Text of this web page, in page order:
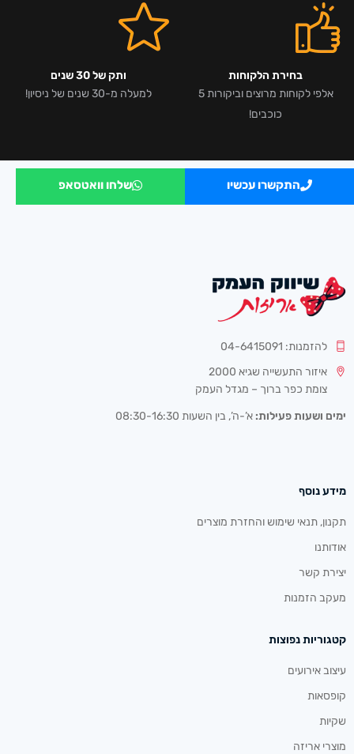
בחירת הלקוחות
אלפי לקוחות מרוצים וביקורות 5
כוכבים!
ותק של 30 שנים
למעלה מ-30 שנים של ניסיון!
התקשרו עכשיו שלחו וואטסאפ
להזמנות: 04-6415091
איזור התעשייה שגיא 2000
צומת כפר ברוך – מגדל העמק
ימים ושעות פעילות: א’-ה’, בין השעות 08:30-16:30
מידע נוסף
תקנון, תנאי שימוש והחזרת מוצרים
אודותנו
יצירת קשר
מעקב הזמנות
קטגוריות נפוצות
עיצוב אירועים
קופסאות
שקיות
מוצרי אריזה